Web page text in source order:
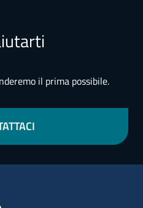
il prima possibile.